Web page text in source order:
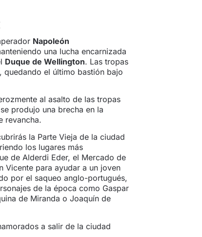
Napoleón
una lucha encarnizada
Duque de Wellington. Las tropas
quedando el último bastión bajo
al asalto de las tropas
produjo una brecha en la
revancha.
la Parte Vieja de la ciudad
los lugares más
de Alderdi Eder, el Mercado de
Vicente para ayudar a un joven
por el saqueo anglo-portugués,
de la época como Gaspar
de Miranda o Joaquín de
a salir de la ciudad